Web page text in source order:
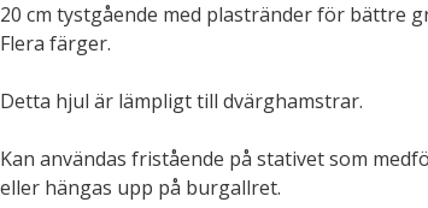
20 cm tystgående med plastränder för bättre
Flera färger.
Detta hjul är lämpligt till dvärghamstrar.
Kan användas fristående på stativet som
eller hängas upp på burgallret.